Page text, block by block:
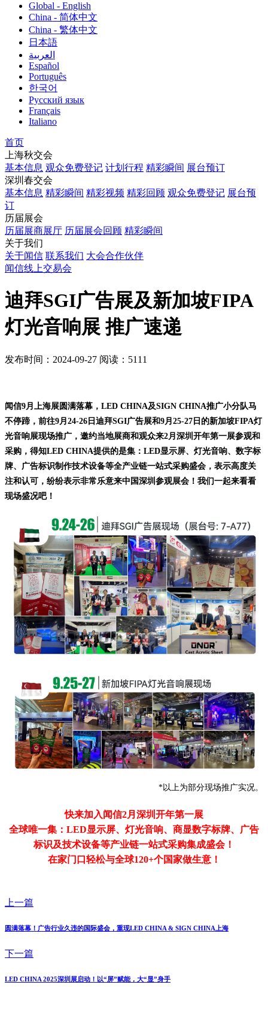
Global - English
China - 简体中文
China - 繁体中文
日本語
العربية
Español
Português
한국어
Русский язык
Français
Italiano
首页
上海秋交会
基本信息 观众免费登记 计划行程 精彩瞬间 展台预订
深圳春交会
基本信息 精彩瞬间 精彩视频 精彩回顾 观众免费登记 展台预
订
历届展会
历届展商展厅 历届展会回顾 精彩瞬间
关于我们
关于闻信 联系我们 大会合作伙伴
闻信线上交易会
迪拜SGI广告展及新加坡FIPA
灯光音响展 推广速递
发布时间：2024-09-27 阅读：5111
闻信9月上海展圆满落幕，LED CHINA及SIGN CHINA推广小分队马
不停蹄，前往9月24-26日迪拜SGI广告展和9月25-27日的新加坡FIPA灯
光音响展现场推广，邀约当地展商和观众来2月深圳开年第一展参观和
采购，得知LED CHINA提供的是集：LED显示屏、灯光音响、数字标
牌、广告标识制作技术设备等全产业链一站式采购盛会，表示高度关
注和认可，纷纷表示非常乐意来中国深圳参观展会！我们一起来看看
现场盛况吧！
*以上为部分现场推广实况。
快来加入闻信2月深圳开年第一展
全球唯一集：LED显示屏、灯光音响、商显数字标牌、广告
标识及技术设备等产业链一站式采购集成盛会！
在家门口轻松与全球120+个国家做生意！
上一篇
圆满落幕！广告行业久违的国际盛会，重现LED CHINA & SIGN CHINA上海
下一篇
LED CHINA 2025深圳展启动！以“屏”赋能，大“显”身手